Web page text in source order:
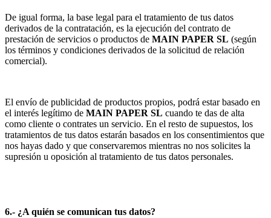
De igual forma, la base legal para el tratamiento de tus datos
derivados de la contratación, es la ejecución del contrato de
prestación de servicios o productos de MAIN PAPER SL (según
los términos y condiciones derivados de la solicitud de relación
comercial).
El envío de publicidad de productos propios, podrá estar basado en
el interés legítimo de MAIN PAPER SL cuando te das de alta
como cliente o contrates un servicio. En el resto de supuestos, los
tratamientos de tus datos estarán basados en los consentimientos que
nos hayas dado y que conservaremos mientras no nos solicites la
supresión u oposición al tratamiento de tus datos personales.
6.- ¿A quién se comunican tus datos?